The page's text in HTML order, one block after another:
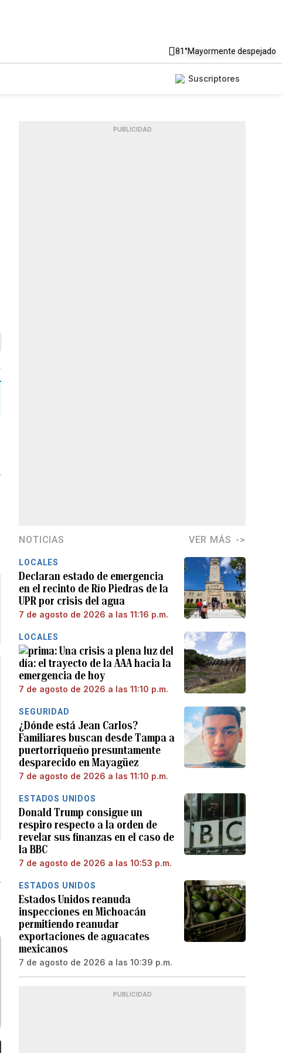
81°Mayormente despejado
Suscriptores
PUBLICIDAD
NOTICIAS VER MÁS
LOCALES
Declaran estado de emergencia
en el recinto de Río Piedras de la
UPR por crisis del agua
7 de agosto de 2026 a las 11:16 p.m.
LOCALES
Una crisis a plena luz del
día: el trayecto de la AAA hacia la
emergencia de hoy
7 de agosto de 2026 a las 11:10 p.m.
SEGURIDAD
¿Dónde está Jean Carlos?
Familiares buscan desde Tampa a
puertorriqueño presuntamente
desparecido en Mayagüez
7 de agosto de 2026 a las 11:10 p.m.
ESTADOS UNIDOS
Donald Trump consigue un
respiro respecto a la orden de
revelar sus finanzas en el caso de
la BBC
7 de agosto de 2026 a las 10:53 p.m.
ESTADOS UNIDOS
Estados Unidos reanuda
inspecciones en Michoacán
permitiendo reanudar
exportaciones de aguacates
mexicanos
7 de agosto de 2026 a las 10:39 p.m.
PUBLICIDAD